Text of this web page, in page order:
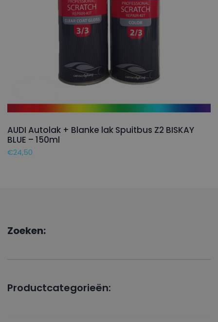
AUDI Autolak + Blanke lak Spuitbus Z2 BISKAY
BLUE – 150ml
€24,50
Zoeken:
Productcategorieën: